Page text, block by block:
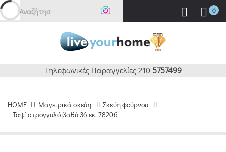
Αναζήτηση 0
Τηλεφωνικές Παραγγελίες 210 5757499
HOME Μαγειρικά σκεύη
Σκεύη φούρνου
Ταψί στρογγυλό βαθύ 36 εκ. 78206